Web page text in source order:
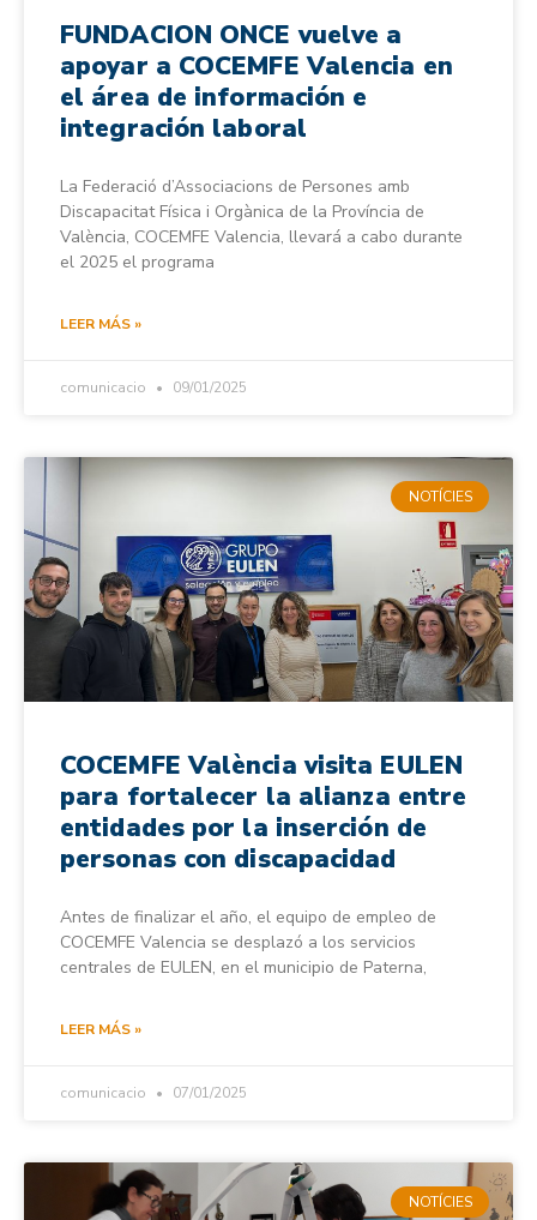
FUNDACION ONCE vuelve a
apoyar a COCEMFE Valencia en
el área de información e
integración laboral
La Federació d’Associacions de Persones amb
Discapacitat Física i Orgànica de la Província de
València, COCEMFE Valencia, llevará a cabo durante
el 2025 el programa
LEER MÁS »
comunicacio 09/01/2025
NOTÍCIES
COCEMFE València visita EULEN
para fortalecer la alianza entre
entidades por la inserción de
personas con discapacidad
Antes de finalizar el año, el equipo de empleo de
COCEMFE Valencia se desplazó a los servicios
centrales de EULEN, en el municipio de Paterna,
LEER MÁS »
comunicacio 07/01/2025
NOTÍCIES